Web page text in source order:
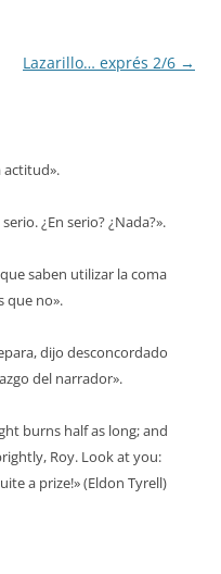
Lazarillo… exprés 2/6 →
actitud».
¿En serio? ¿Nada?».
saben utilizar la coma
que no».
dijo desconcordado
del narrador».
burns half as long; and
Roy. Look at you:
a prize!» (Eldon Tyrell)